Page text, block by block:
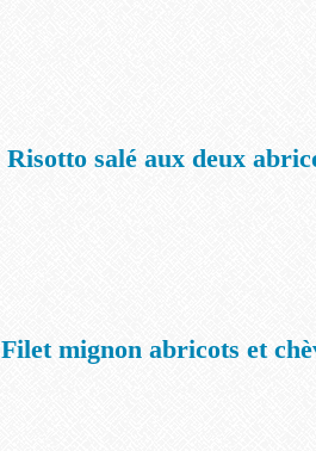
Risotto salé aux deux
Filet mignon abricots et